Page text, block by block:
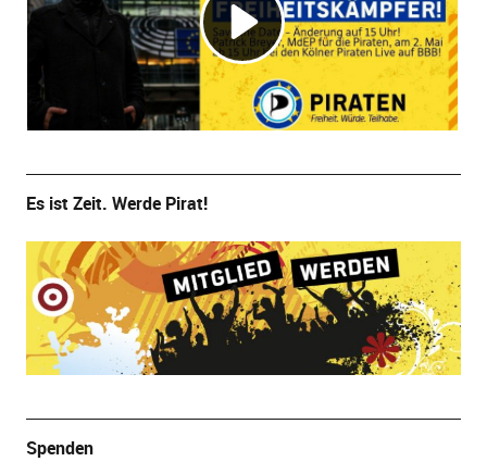
Es ist Zeit. Werde Pirat!
Spenden